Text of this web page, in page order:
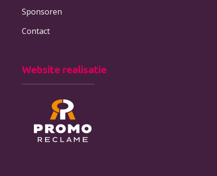
Sponsoren
Contact
Website realisatie